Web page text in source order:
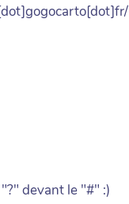
devant le "#" :)